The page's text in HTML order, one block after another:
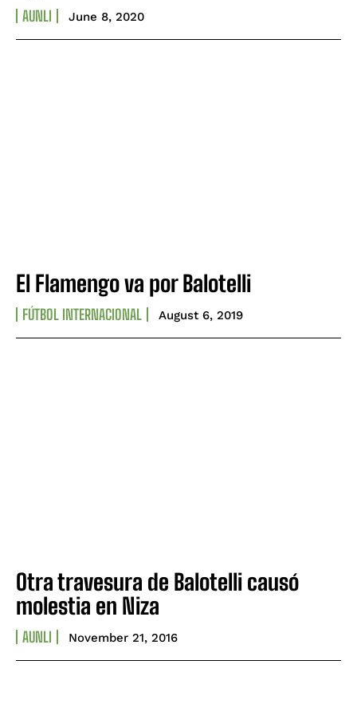
AUNLI June 8, 2020
El Flamengo va por Balotelli
FÚTBOL INTERNACIONAL August 6, 2019
Otra travesura de Balotelli causó
molestia en Niza
AUNLI November 21, 2016